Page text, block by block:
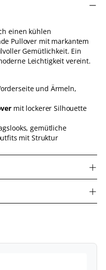
einen kühlen
Pullover mit markantem
Gemütlichkeit. Ein
Leichtigkeit vereint.
und Ärmeln,
mit lockerer Silhouette
gemütliche
mit Struktur